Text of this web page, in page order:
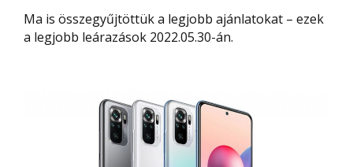
Ma is összegyűjtöttük a legjobb ajánlatokat – ezek
a legjobb leárazások 2022.05.30-án.